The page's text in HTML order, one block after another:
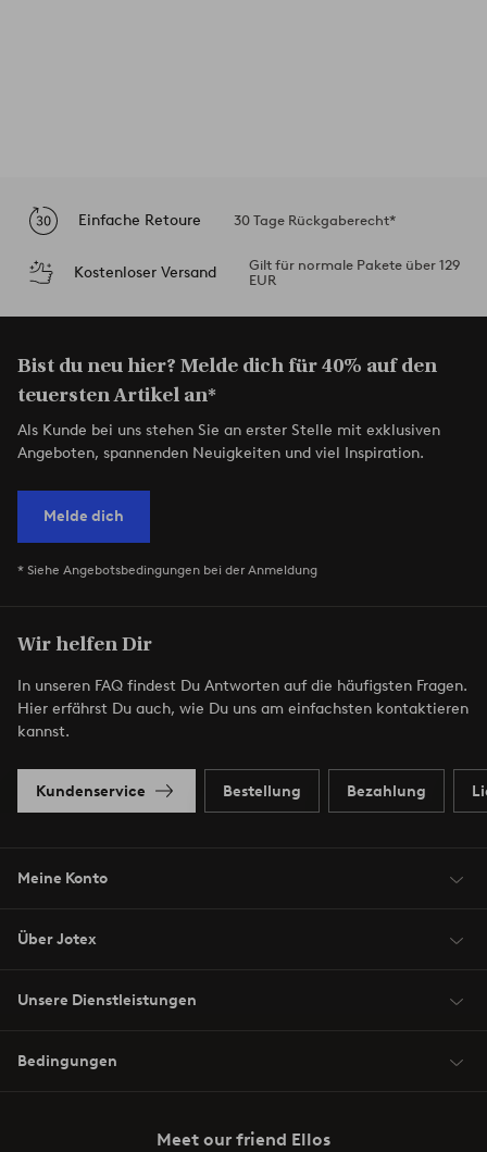
Einfache Retoure 30 Tage Rückgaberecht*
Kostenloser Versand
Gilt für normale Pakete über 129
EUR
Bist du neu hier? Melde dich für 40% auf den
teuersten Artikel an*
Als Kunde bei uns stehen Sie an erster Stelle mit exklusiven
Angeboten, spannenden Neuigkeiten und viel Inspiration.
Melde dich
* Siehe Angebotsbedingungen bei der Anmeldung
Wir helfen Dir
In unseren FAQ findest Du Antworten auf die häufigsten Fragen.
Hier erfährst Du auch, wie Du uns am einfachsten kontaktieren
kannst.
Kundenservice Bestellung Bezahlung
Meine Konto
Über Jotex
Unsere Dienstleistungen
Bedingungen
Meet our friend Ellos